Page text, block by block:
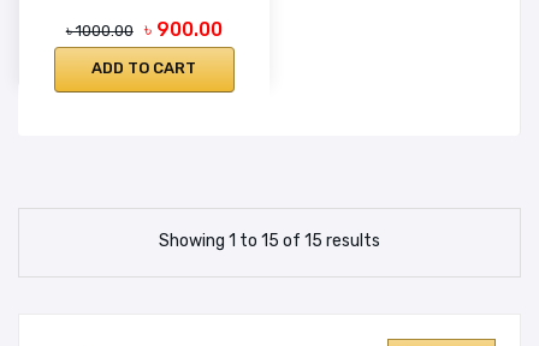
৳ 1000.00 ৳ 900.00
ADD TO CART
Showing 1 to 15 of 15 results